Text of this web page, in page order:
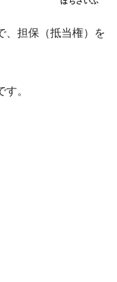
、担保（抵当権）を
。